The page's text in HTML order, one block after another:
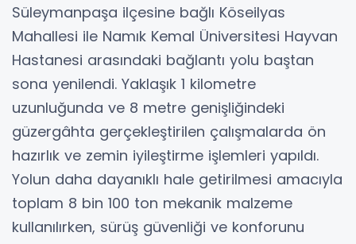
Süleymanpaşa ilçesine bağlı Köseilyas
Mahallesi ile Namık Kemal Üniversitesi Hayvan
Hastanesi arasındaki bağlantı yolu baştan
sona yenilendi. Yaklaşık 1 kilometre
uzunluğunda ve 8 metre genişliğindeki
güzergâhta gerçekleştirilen çalışmalarda ön
hazırlık ve zemin iyileştirme işlemleri yapıldı.
Yolun daha dayanıklı hale getirilmesi amacıyla
toplam 8 bin 100 ton mekanik malzeme
kullanılırken, sürüş güvenliği ve konforunu